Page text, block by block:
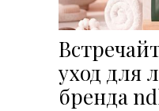
уход для
бренда